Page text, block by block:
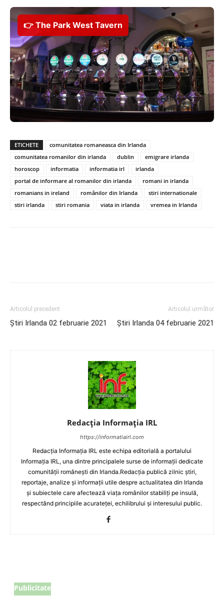
👉 The Park West Tavern
ETICHETE
comunitatea romaneasca din Irlanda
comunitatea romanilor din irlanda
dublin
emigrare irlanda
horoscop
informatia informatia irl
irlanda
portal de informare al romanilor din irlanda
romani in irlanda
romanians in ireland
românilor din Irlanda
stiri internationale
stiri irlanda
stiri romania viata in irlanda vremea in Irlanda
Articolul precedent
Știri Irlanda 02 februarie 2021
Articolul următor
Știri Irlanda 04 februarie 2021
Redacția Informația IRL
https://informatiairl.com
Redacția Informația IRL este echipa editorială a portalului
Informația IRL, una dintre principalele surse de informații dedicate
comunității românești din Irlanda.Redacția publică zilnic știri,
reportaje, analize și informații utile despre actualitatea din Irlanda
și subiectele care afectează viața românilor stabiliți pe insulă,
respectând principiile acurateței, echilibrului și interesului public.
Publicitate